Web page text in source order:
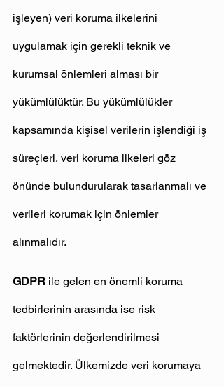
işleyen) veri koruma ilkelerini
uygulamak için gerekli teknik ve
kurumsal önlemleri alması bir
yükümlülüktür. Bu yükümlülükler
kapsamında kişisel verilerin işlendiği iş
süreçleri, veri koruma ilkeleri göz
önünde bulundurularak tasarlanmalı ve
verileri korumak için önlemler
alınmalıdır.
GDPR ile gelen en önemli koruma
tedbirlerinin arasında ise risk
faktörlerinin değerlendirilmesi
gelmektedir. Ülkemizde veri korumaya